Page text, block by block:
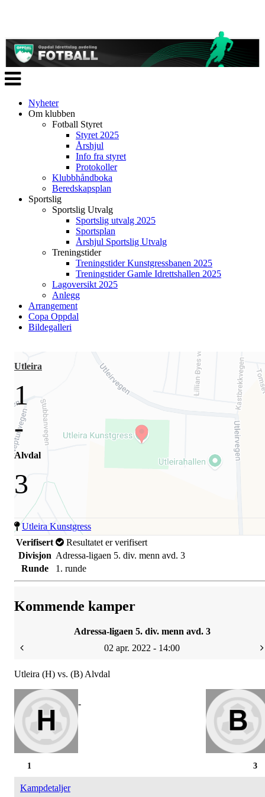
Veksle
navigasjon
Nyheter
Om klubben
Fotball Styret
Styret 2025
Årshjul
Info fra styret
Protokoller
Klubbhåndboka
Beredskapsplan
Sportslig
Sportslig Utvalg
Sportslig utvalg 2025
Sportsplan
Årshjul Sportslig Utvalg
Treningstider
Treningstider Kunstgressbanen 2025
Treningstider Gamle Idrettshallen 2025
Lagoversikt 2025
Anlegg
Arrangement
Copa Oppdal
Bildegalleri
Utleira
1
-
Alvdal
3
Utleira Kunstgress
Verifisert
Resultatet er verifisert
Divisjon Adressa-ligaen 5. div. menn avd. 3
Runde
1. runde
Kommende kamper
Adressa-ligaen 5. div. menn avd. 3
02 apr. 2022 - 14:00
Utleira (H) vs. (B) Alvdal
-
3
1
Kampdetaljer